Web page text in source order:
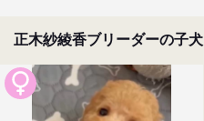
正木紗綾香ブリーダーの子犬